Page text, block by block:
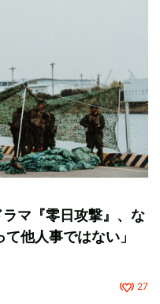
マ『零日攻撃』、な
他人事ではない」
27